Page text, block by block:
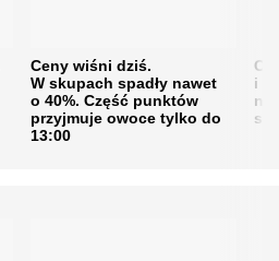
Ceny wiśni dziś.
W skupach spadły nawet
o 40%. Część punktów
przyjmuje owoce tylko do
13:00
i